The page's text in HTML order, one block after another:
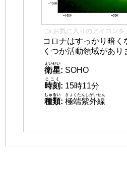
👈 お気に入りのアイコンを
コロナはすっかり暗く
くつか活動領域があり
衛星
えいせい
: SOHO
時刻
じこく
: 15時11分
種類
しゅるい
: 極端紫外線
きょくたんしがいせん